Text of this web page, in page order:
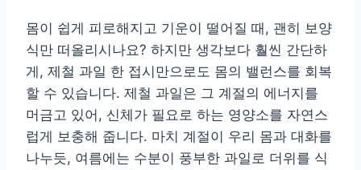
몸이 쉽게 피로해지고 기운이 떨어질 때, 괜히 보양
식만 떠올리시나요? 하지만 생각보다 훨씬 간단하
게, 제철 과일 한 접시만으로도 몸의 밸런스를 회복
할 수 있습니다. 제철 과일은 그 계절의 에너지를
머금고 있어, 신체가 필요로 하는 영양소를 자연스
럽게 보충해 줍니다. 마치 계절이 우리 몸과 대화를
나누듯, 여름에는 수분이 풍부한 과일로 더위를 식